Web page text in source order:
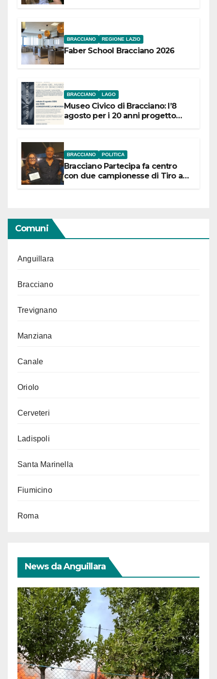
BRACCIANO REGIONE LAZIO
Faber School Bracciano 2026
BRACCIANO LAGO
Museo Civico di Bracciano: l’8
agosto per i 20 anni progetto
BRACCIANO POLITICA
Bracciano Partecipa fa centro
con due campionesse di Tiro a
Comuni
Anguillara
Bracciano
Trevignano
Manziana
Canale
Oriolo
Cerveteri
Ladispoli
Santa Marinella
Fiumicino
Roma
News da Anguillara